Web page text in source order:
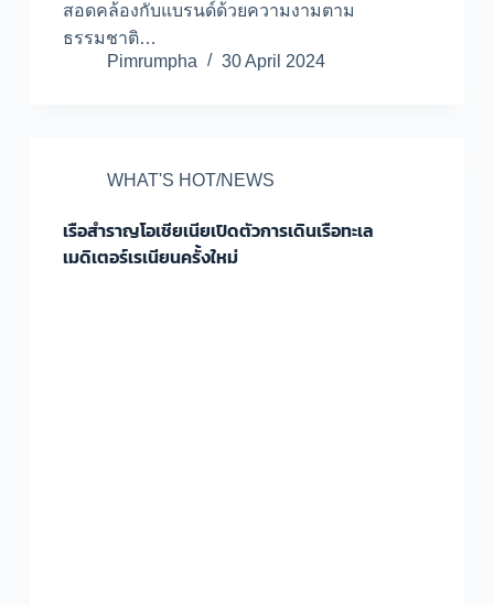
สอดคล้องกับแบรนด์ด้วยความงามตาม
ธรรมชาติ…
Pimrumpha
30 April 2024
WHAT'S HOT/NEWS
เรือสำราญโอเชียเนียเปิดตัวการเดินเรือทะเล
เมดิเตอร์เรเนียนครั้งใหม่